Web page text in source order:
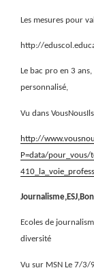
Les mesures pour
http://
Le bac pro en 3
personnalisé,
Vu dans
http://
P=data/pour_vous/
Ecoles de
diversité
Vu sur MSN Le 7/3/